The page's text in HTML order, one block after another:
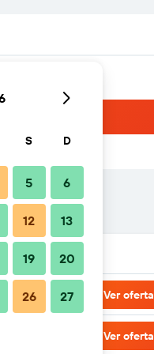
Ver oferta
Ver oferta
S D
5 6
12 13
19 20
26 27